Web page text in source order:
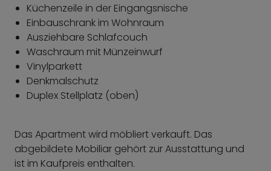
In der gesamten Wohnung ist ein hochwertiger
Vinylparkett verlegt.
Im Untergeschoss befindet sich ein
Wasch-/Trockenraum mit Münzgeräten.
Energieausweis: Denkmal – wird nicht benötigt
Kaufpreis Wohnung 295.000 € + Kaufpreis Duplex-
Stellplatz (oben) 25.000 € = 320.000 €
Küchenzeile in der Eingangsnische
Einbauschrank im Wohnraum
Ausziehbare Schlafcouch
Waschraum mit Münzeinwurf
Vinylparkett
Denkmalschutz
Duplex Stellplatz (oben)
Das Apartment wird möbliert verkauft. Das
abgebildete Mobiliar gehört zur Ausstattung und
ist im Kaufpreis enthalten.